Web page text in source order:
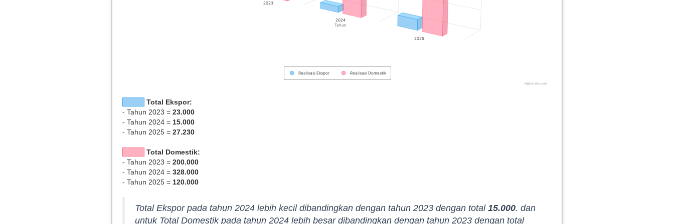
Tahun
Realisasi Ekspor Realisasi Domestik
2023
2024
2025
Highcharts.com
Total Ekspor:
- Tahun 2023 = 23.000
- Tahun 2024 = 15.000
- Tahun 2025 = 27.230
Total Domestik:
- Tahun 2023 = 200.000
- Tahun 2024 = 328.000
- Tahun 2025 = 120.000
Total Ekspor pada tahun 2024 lebih kecil dibandingkan dengan tahun 2023 dengan total 15.000. dan
untuk Total Domestik pada tahun 2024 lebih besar dibandingkan dengan tahun 2023 dengan total